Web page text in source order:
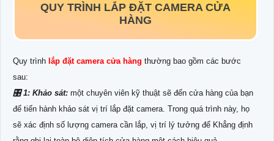
QUY TRÌNH LẮP ĐẶT CAMERA CỬA
HÀNG
Quy trình lắp đặt camera cửa hàng thường bao gồm các bước
sau:
🎛 1: Khảo sát: một chuyên viên kỹ thuật sẽ đến cửa hàng của bạn
để tiến hành khảo sát vị trí lắp đặt camera. Trong quá trình này, họ
sẽ xác định số lượng camera cần lắp, vị trí lý tưởng để Khẳng định